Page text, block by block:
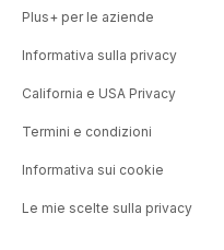
Plus+ per le aziende
Informativa sulla privacy
California e USA Privacy
Termini e condizioni
Informativa sui cookie
Le mie scelte sulla privacy